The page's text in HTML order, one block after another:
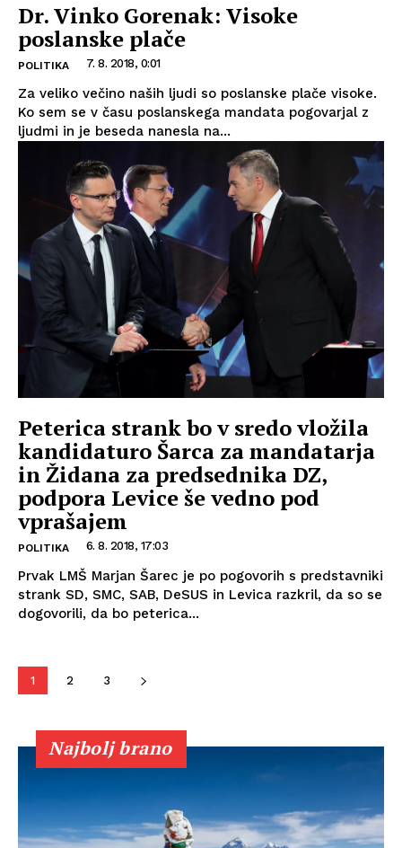
Dr. Vinko Gorenak: Visoke
poslanske plače
POLITIKA 7. 8. 2018, 0:01
Za veliko večino naših ljudi so poslanske plače visoke.
Ko sem se v času poslanskega mandata pogovarjal z
ljudmi in je beseda nanesla na...
Peterica strank bo v sredo vložila
kandidaturo Šarca za mandatarja
in Židana za predsednika DZ,
podpora Levice še vedno pod
vprašajem
POLITIKA 6. 8. 2018, 17:03
Prvak LMŠ Marjan Šarec je po pogovorih s predstavniki
strank SD, SMC, SAB, DeSUS in Levica razkril, da so se
dogovorili, da bo peterica...
1 2 3
Najbolj brano